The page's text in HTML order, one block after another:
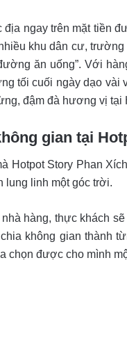
địa ngay trên mặt tiền
khu dân cư,
ăn uống”. Với
tối cuối ngày dạo
đậm đà hương vị tại
gian tại
Hotpot Story Phan
lung linh một góc trời.
hàng, thực khách
không gian thành
chọn được cho mình